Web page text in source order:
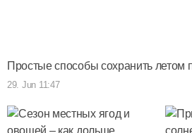
Простые способы сохранить летом
29. Jun 11:47